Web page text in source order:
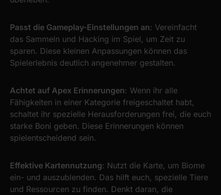
Passt die Gameplay-Einstellungen an: Vereinfacht
das Sammeln und Hacking im Spiel, um Zeit zu
sparen. Diese kleinen Anpassungen können das
Spielerlebnis deutlich angenehmer gestalten.
Achtet auf Apex Erinnerungen: Wenn ihr alle
Fähigkeiten in einer Kategorie freigeschaltet habt,
schaltet ihr spezielle Herausforderungen frei, die euch
starke Boni geben. Diese Erinnerungen können
spielentscheidend sein.
Effektive Kartennutzung: Nutzt die Karte, um Biome
ein- und auszublenden. Das hilft euch, spezielle Tiere
und Ressourcen zu finden. Denkt daran, die